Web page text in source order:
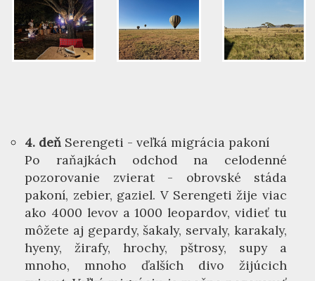
4. deň Serengeti - veľká migrácia pakoní
Po raňajkách odchod na celodenné
pozorovanie zvierat - obrovské stáda
pakoní, zebier, gaziel. V Serengeti žije viac
ako 4000 levov a 1000 leopardov, vidieť tu
môžete aj gepardy, šakaly, servaly, karakaly,
hyeny, žirafy, hrochy, pštrosy, supy a
mnoho, mnoho ďalších divo žijúcich